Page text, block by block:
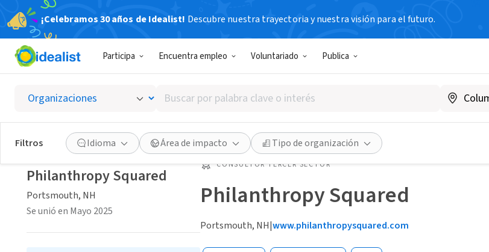
¡Celebramos 30 años de Idealist! Descubre nuestra trayectoria y nuestra visión para el futuro.
Participa Encuentra empleo Voluntariado Publica
Buscar
por
palabra
clave
o
interés
Filtros Idioma Área de impacto Tipo de organización
CONSULTOR TERCER SECTOR
Philanthropy Squared
Portsmouth, NH|www.philanthropysquared.com
Philanthropy Squared
Portsmouth, NH
Se unió en Mayo 2025